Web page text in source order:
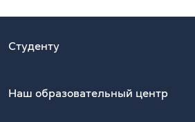
Студенту
Наш образовательный центр